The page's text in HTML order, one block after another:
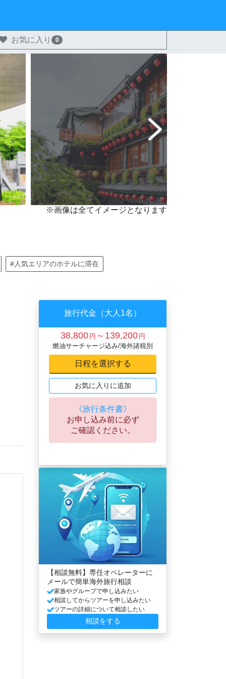
お気に入り 0
※画像は全てイメージとなります
#人気エリアのホテルに滞在
旅行代金（大人1名）
38,800 円 ～139,200 円
燃油サーチャージ込み/海外諸税別
お気に入りに追加
《旅行条件書》
お申し込み前に必ず
ご確認ください。
【相談無料】専任オペレーターに
メールで簡単海外旅行相談
家族やグループで申し込みたい
相談してからツアーを申し込みたい
ツアーの詳細について相談したい
相談をする